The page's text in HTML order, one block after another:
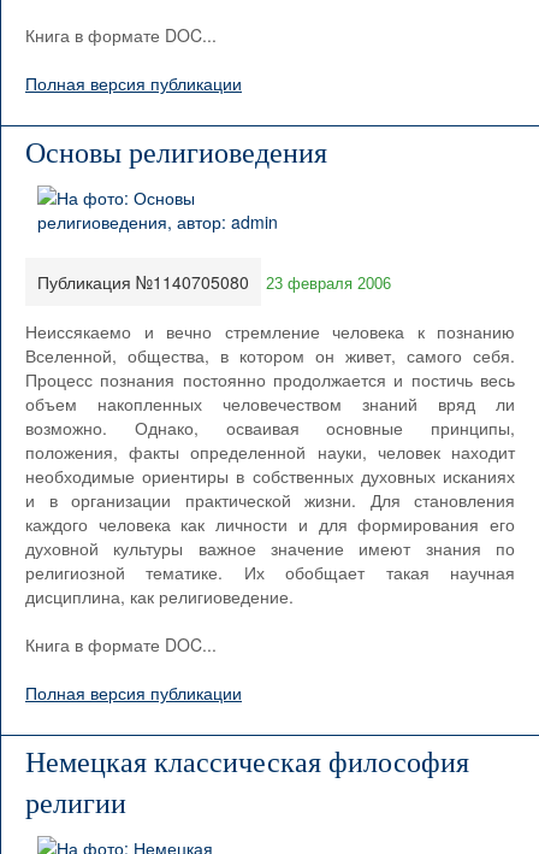
Книга в формате DOC...
Полная версия публикации
Основы религиоведения
Публикация №1140705080 23 февраля 2006
Неиссякаемо и вечно стремление человека к познанию
Вселенной, общества, в котором он живет, самого себя.
Процесс познания постоянно продолжается и постичь весь
объем накопленных человечеством знаний вряд ли
возможно. Однако, осваивая основные принципы,
положения, факты определенной науки, человек находит
необходимые ориентиры в собственных духовных исканиях
и в организации практической жизни. Для становления
каждого человека как личности и для формирования его
духовной культуры важное значение имеют знания по
религиозной тематике. Их обобщает такая научная
дисциплина, как религиоведение.
Книга в формате DOC...
Полная версия публикации
Немецкая классическая философия
религии